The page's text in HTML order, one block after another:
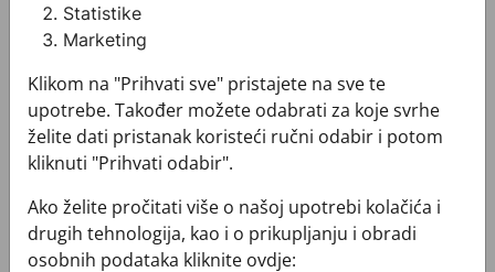
Statistike
Marketing
Klikom na "Prihvati sve" pristajete na sve te
upotrebe. Također možete odabrati za koje svrhe
želite dati pristanak koristeći ručni odabir i potom
kliknuti "Prihvati odabir".
Ako želite pročitati više o našoj upotrebi kolačića i
drugih tehnologija, kao i o prikupljanju i obradi
osobnih podataka kliknite ovdje: